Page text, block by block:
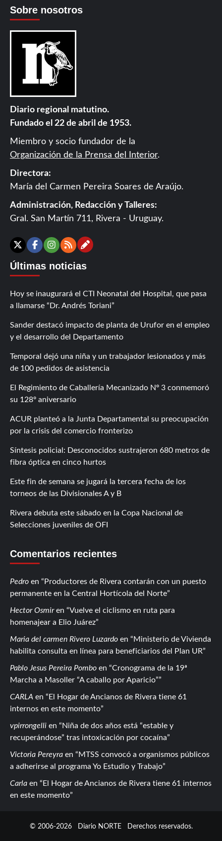
Sobre nosotros
Diario regional matutino.
Fundado el 22 de abril de 1953.
Miembro y socio fundador de la
Organización de la Prensa del Interior.
Directora:
María del Carmen Pereira Soares de Araújo.
Administración, Redacción y Talleres:
Gral. San Martín 711, Rivera - Uruguay.
X Facebook
Instagram
RSSContáctanos
Últimas noticias
Hoy se inaugurará el CTI Neonatal del Hospital, que pasa
a llamarse “Dr. Andrés Toriani”
Sander destacó impacto de planta de Urufor en el empleo
y el desarrollo del Departamento
Temporal dejó una niña y un trabajador lesionados y más
de 100 pedidos de asistencia
El Regimiento de Caballería Mecanizado Nº 3 conmemoró
su 128º aniversario
ACUR planteó a la Junta Departamental su preocupación
por la crisis del comercio fronterizo
Síntesis policial: Desconocidos sustrajeron 680 metros de
fibra óptica en cinco hurtos
Este fin de semana se jugará la tercera fecha de los
torneos de las Divisionales A y B
Rivera debuta este sábado en la Copa Nacional de
Selecciones juveniles de OFI
Comentarios recientes
Pedro en
Productores de Rivera contarán con un puesto
permanente en la Central Hortícola del Norte
Hector Osmiren
Vuelve el ciclismo en ruta para
homenajear a Elio Juárez
Maria del carmen Rivero Luzardo en
Ministerio de Vivienda
habilita consulta en línea para beneficiarios del Plan UR
Pablo Jesus Pereira Pombo en
Cronograma de la 19ª
Marcha a Masoller “A caballo por Aparicio”
CARLA en
El Hogar de Ancianos de Rivera tiene 61
internos en este momento
vpirrongelli en
Niña de dos años está “estable y
recuperándose” tras intoxicación por cocaína
Victoria Pereyra en
MTSS convocó a organismos públicos
a adherirse al programa Yo Estudio y Trabajo
Carla en
El Hogar de Ancianos de Rivera tiene 61 internos
en este momento
© 2006-2026 Diario NORTE Derechos reservados.